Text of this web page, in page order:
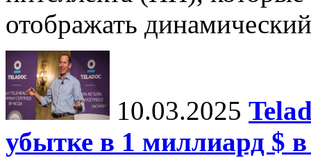
отображать
10.03.2025
убытке в 1 миллиард $ в